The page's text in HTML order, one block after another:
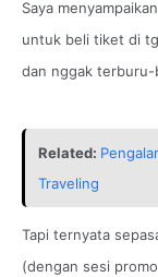
Saya
untuk beli tiket di
dan nggak terburu-
Related:
Traveling
Tapi ternyata
(dengan sesi